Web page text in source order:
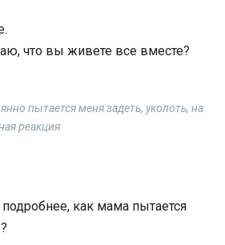
что вы живете все вместе?
пытается меня задеть, уколоть, на
реакция
как мама пытается